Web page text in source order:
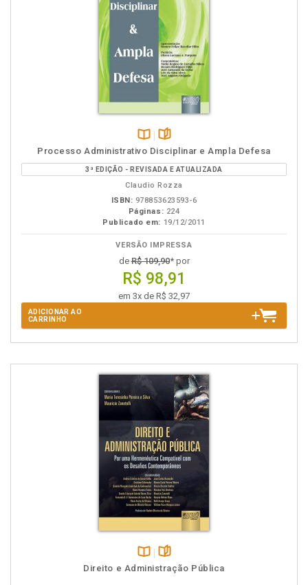
Disponível
na
B.V.
páginas
Processo Administrativo Disciplinar e Ampla Defesa
3ª EDIÇÃO - REVISADA E ATUALIZADA
Claudio Rozza
ISBN: 978853623593-6
Páginas: 224
Publicado em: 19/12/2011
VERSÃO IMPRESSA
deR$ 109,90* por
R$ 98,91
em 3x de R$ 32,97
ADICIONAR AO
CARRINHO
Disponível
páginas
Direito e Administração Pública